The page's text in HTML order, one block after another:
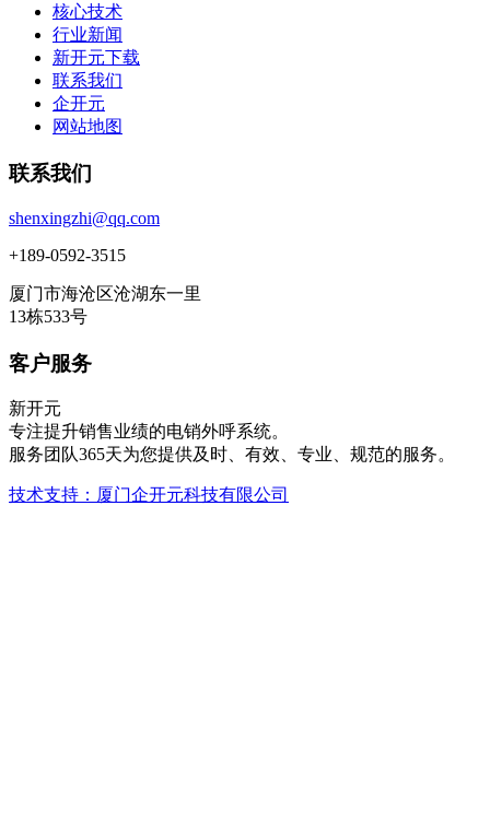
核心技术
行业新闻
新开元下载
联系我们
企开元
网站地图
联系我们
shenxingzhi@qq.com
+189-0592-3515
厦门市海沧区沧湖东一里
13栋533号
客户服务
新开元
专注提升销售业绩的电销外呼系统。
服务团队365天为您提供及时、有效、专业、规范的服务。
技术支持：厦门企开元科技有限公司